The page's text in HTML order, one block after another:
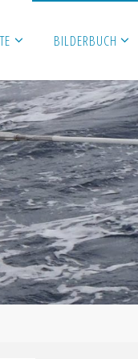
BILDERBUCH